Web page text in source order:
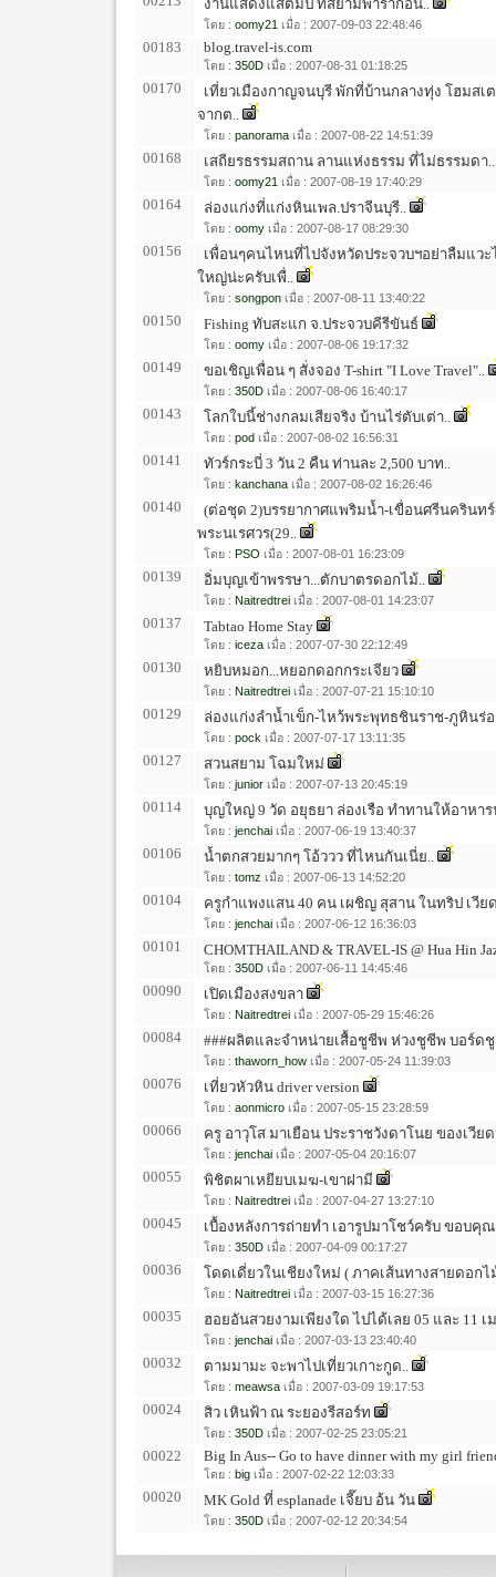
งานแสดงแสตมป์ ที่สยามพารากอน..
โดย : oomy21 เมื่อ : 2007-09-03 22:48:46
00183 blog.travel-is.com
โดย : 350D เมื่อ : 2007-08-31 01:18:25
00170
เที่ยวเมืองกาญจนบุรี พักที่บ้านกลางทุ่ง โฮมสเ
จากต..
โดย : panorama เมื่อ : 2007-08-22 14:51:39
00168 เสถียรธรรมสถาน ลานแห่งธรรม ที่ไม่ธรรมดา..
โดย : oomy21 เมื่อ : 2007-08-19 17:40:29
00164 ล่องแก่งที่แก่งหินเพล.ปราจีนบุรี..
โดย : oomy เมื่อ : 2007-08-17 08:29:30
00156
เพื่อนๆคนไหนที่ไปจังหวัดประจวบฯอย่าลืมแว
ใหญ่น่ะครับเพื่..
โดย : songpon เมื่อ : 2007-08-11 13:40:22
00150 Fishing ทับสะแก จ.ประจวบคีรีขันธ์
โดย : oomy เมื่อ : 2007-08-06 19:17:32
00149 ขอเชิญเพื่อน ๆ สั่งจอง T-shirt "I Love Travel"..
โดย : 350D เมื่อ : 2007-08-06 16:40:17
00143 โลกใบนี้ช่างกลมเสียจริง บ้านไร่ตับเต่า..
โดย : pod เมื่อ : 2007-08-02 16:56:31
00141 ทัวร์กระบี่ 3 วัน 2 คืน ท่านละ 2,500 บาท..
โดย : kanchana เมื่อ : 2007-08-02 16:26:46
00140
(ต่อชุด 2)บรรยากาศแพริมน้ำ-เขื่อนศรีนครินท
พระนเรศวร(29..
โดย : PSO เมื่อ : 2007-08-01 16:23:09
00139 อิ่มบุญเข้าพรรษา...ตักบาตรดอกไม้..
โดย : Naitredtrei เมื่อ : 2007-08-01 14:23:07
00137 Tabtao Home Stay
โดย : iceza เมื่อ : 2007-07-30 22:12:49
00130 หยิบหมอก...หยอกดอกกระเจียว
โดย : Naitredtrei เมื่อ : 2007-07-21 15:10:10
00129 ล่องแก่งลำน้ำเข็ก-ไหว้พระพุทธชินราช-ภูหินร่อ
โดย : pock เมื่อ : 2007-07-17 13:11:35
00127 สวนสยาม โฉมใหม่
โดย : junior เมื่อ : 2007-07-13 20:45:19
00114 บุญใหญ่ 9 วัด อยุธยา ล่องเรือ ทำทานให้อาหาร
โดย : jenchai เมื่อ : 2007-06-19 13:40:37
00106 น้ำตกสวยมากๆ โอ้ววว ที่ไหนกันเนี่ย..
โดย : tomz เมื่อ : 2007-06-13 14:52:20
00104 ครูกำแพงแสน 40 คน เผชิญ สุสาน ในทริป เวีย
โดย : jenchai เมื่อ : 2007-06-12 16:36:03
00101 CHOMTHAILAND & TRAVEL-IS @ Hua Hin
โดย : 350D เมื่อ : 2007-06-11 14:45:46
00090 เปิดเมืองสงขลา
โดย : Naitredtrei เมื่อ : 2007-05-29 15:46:26
00084 ###ผลิตและจำหน่ายเสื้อชูชีพ ห่วงชูชีพ บอร์ดชู
โดย : thaworn_how เมื่อ : 2007-05-24 11:39:03
00076 เที่ยวหัวหิน driver version
โดย : aonmicro เมื่อ : 2007-05-15 23:28:59
00066 ครู อาวุโส มาเยือน ประราชวังดาโนย ของเวี
โดย : jenchai เมื่อ : 2007-05-04 20:16:07
00055 พิชิตผาเหยียบเมฆ-เขาฝามี
โดย : Naitredtrei เมื่อ : 2007-04-27 13:27:10
00045 เบื้องหลังการถ่ายทำ เอารูปมาโชว์ครับ ขอบคุ
โดย : 350D เมื่อ : 2007-04-09 00:17:27
00036 โดดเดี่ยวในเชียงใหม่ ( ภาคเส้นทางสายดอกไ
โดย : Naitredtrei เมื่อ : 2007-03-15 16:27:36
00035 ฮอยอันสวยงามเพียงใด ไปได้เลย 05 และ 11 เ
โดย : jenchai เมื่อ : 2007-03-13 23:40:40
00032 ตามมามะ จะพาไปเที่ยวเกาะกูด..
โดย : meawsa เมื่อ : 2007-03-09 19:17:53
00024 สิว เหินฟ้า ณ ระยองรีสอร์ท
โดย : 350D เมื่อ : 2007-02-25 23:05:21
00022 Big In Aus-- Go to have dinner with my girl
โดย : big เมื่อ : 2007-02-22 12:03:33
00020 MK Gold ที่ esplanade เจี๊ยบ อ้น วัน
โดย : 350D เมื่อ : 2007-02-12 20:34:54